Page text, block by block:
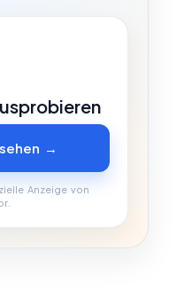
→
Anzeige von